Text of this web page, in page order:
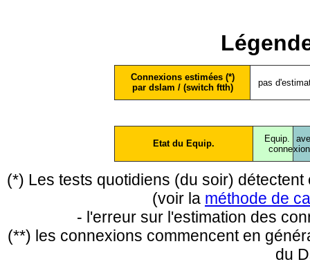
Connexions estimées (*)
par dslam / (switch ftth)
pas
Etat du Equip.
Equip.
conne
(*) Les tests quotidiens (du soir)
(voir la méthode de
- l'erreur sur l'estimation des
(**) les connexions commencent en
du